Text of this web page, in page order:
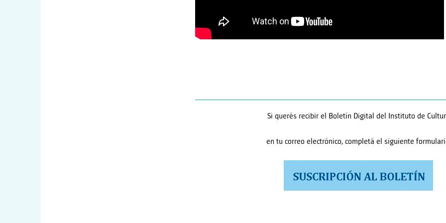
Si querés recibir el Boletín Digital del Instituto de
en tu correo electrónico, completá el siguiente